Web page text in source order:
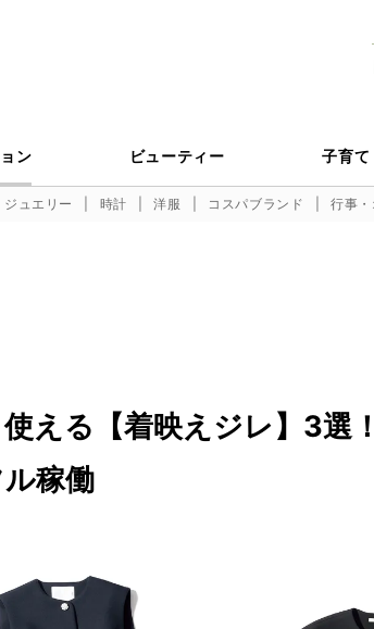
ン ビューティー 子育て
ジュエリー 時計 洋服 コスパブランド 行事
える【着映えジレ】3選
稼働